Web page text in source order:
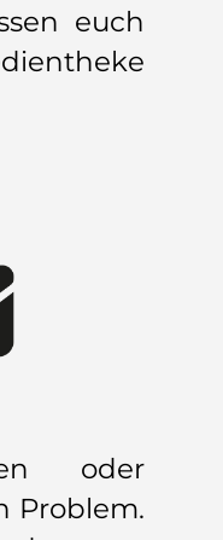
euch
oder
Problem.